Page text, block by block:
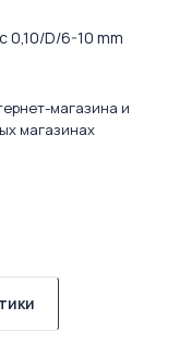
0,10/D/6-10 mm
магазина и
магазинах